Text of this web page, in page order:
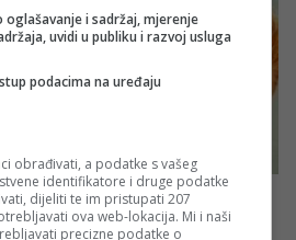
oglašavanje i sadržaj, mjerenje
uvidi u publiku i razvoj usluga
podacima na uređaju
obrađivati, a podatke s vašeg
identifikatore i druge podatke
dijeliti te im pristupati 207
ova web-lokacija. Mi i naši
precizne podatke o